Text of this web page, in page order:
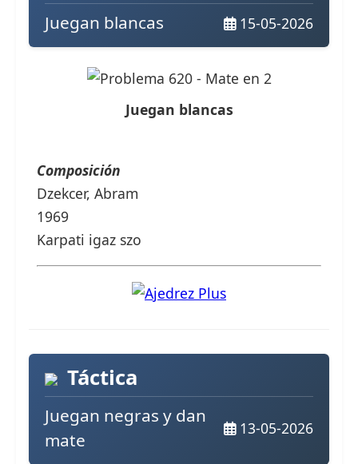
Juegan blancas 15-05-2026
Juegan blancas
Composición
Dzekcer, Abram
1969
Karpati igaz szo
Táctica
Juegan negras y dan
mate
13-05-2026